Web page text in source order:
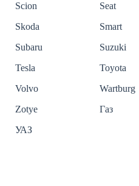
Scion
Seat
Skoda
Smart
Subaru
Suzuki
Tesla
Toyota
Volvo
Wartburg
Zotye
Газ
УАЗ